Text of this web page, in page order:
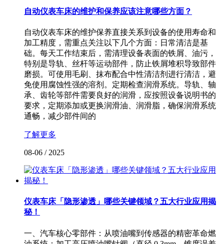
自动仪表车床的维护和保养应该注意哪些方面？
自动仪表车床的维护保养直接关系到设备的使用寿命和
加工精度，需重点关注以下几个方面：日常清洁是基
础。每天工作结束后，需清理设备表面的铁屑、油污，
特别是导轨、丝杆等运动部件，防止铁屑堆积导致部件
磨损。可使用毛刷、抹布配合中性清洁剂进行清洁，避
免使用腐蚀性强的溶剂。定期检查润滑系统。导轨、轴
承、齿轮等部件需要良好的润滑，应按照设备说明书的
要求，定期添加或更换润滑油、润滑脂，确保润滑系统
通畅，减少部件间的
了解更多
08-06 / 2025
仪表车床「隐形渗透」哪些关键领域？五大行业应用揭
秘！
一、汽车核心零部件：从喷油嘴到传感器的精密革命燃